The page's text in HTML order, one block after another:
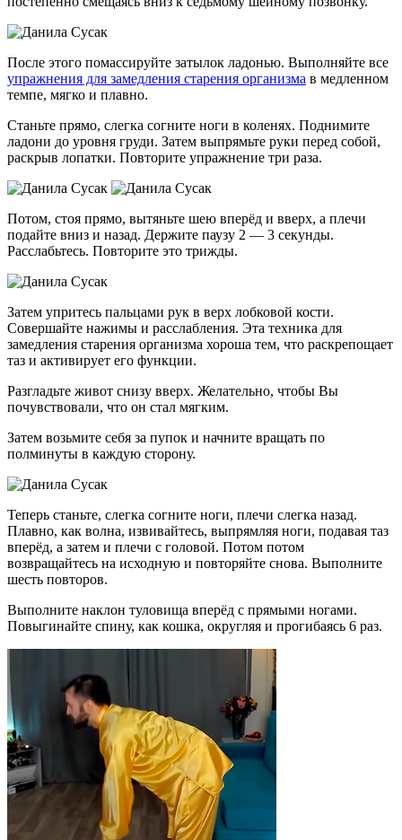
После этого помассируйте затылок ладонью. Выполняйте все
упражнения для замедления старения организма в медленном
темпе, мягко и плавно.
Станьте прямо, слегка согните ноги в коленях. Поднимите
ладони до уровня груди. Затем выпрямьте руки перед собой,
раскрыв лопатки. Повторите упражнение три раза.
Потом, стоя прямо, вытяньте шею вперёд и вверх, а плечи
подайте вниз и назад. Держите паузу 2 — 3 секунды.
Расслабьтесь. Повторите это трижды.
Затем упритесь пальцами рук в верх лобковой кости.
Совершайте нажимы и расслабления. Эта техника для
замедления старения организма хороша тем, что раскрепощает
таз и активирует его функции.
Разгладьте живот снизу вверх. Желательно, чтобы Вы
почувствовали, что он стал мягким.
Затем возьмите себя за пупок и начните вращать по
полминуты в каждую сторону.
Теперь станьте, слегка согните ноги, плечи слегка назад.
Плавно, как волна, извивайтесь, выпрямляя ноги, подавая таз
вперёд, а затем и плечи с головой. Потом потом
возвращайтесь на исходную и повторяйте снова. Выполните
шесть повторов.
Выполните наклон туловища вперёд с прямыми ногами.
Повыгинайте спину, как кошка, округляя и прогибаясь 6 раз.